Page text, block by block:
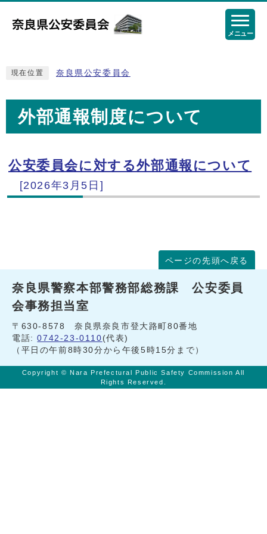
メニュー
現在位置 奈良県公安委員会
外部通報制度について
メインメニュー
公安委員会に対する外部通報について
[2026年3月5日]
ページの先頭へ戻る
奈良県警察本部警務部総務課 公安委員
会事務担当室
〒630-8578 奈良県奈良市登大路町80番地
電話:0742-23-0110 (代表)
（平日の午前8時30分から午後5時15分まで）
Copyright © Nara Prefectural Public Safety Commission All
Rights Reserved.